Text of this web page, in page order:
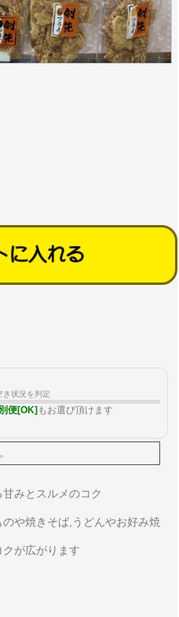
き状況を判定
便[OK]もお選び頂けます
みとスルメのコク
や焼きそば,うどんやお好み焼
が広がります